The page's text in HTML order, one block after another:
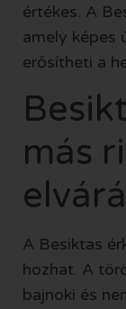
értékes. A
amely képes
erősítheti a
más
A Besiktas
hozhat. A
bajnoki és